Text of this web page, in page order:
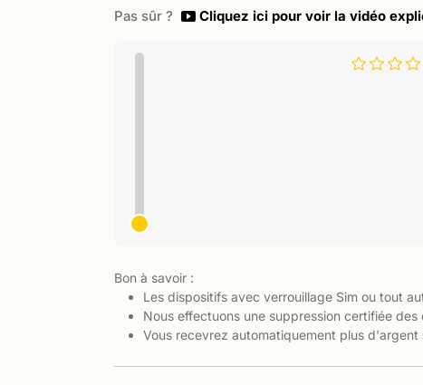
Pas sûr ? Cliquez ici pour voir la vidéo
Bon à savoir :
Les dispositifs avec verrouillage Sim ou tout
Nous effectuons une suppression certifiée
Vous recevrez automatiquement plus